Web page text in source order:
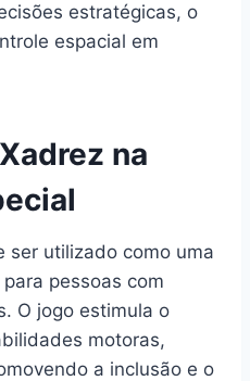
estratégicas, o
espacial em
na
ser utilizado como uma
pessoas com
O jogo estimula o
motoras,
a inclusão e o